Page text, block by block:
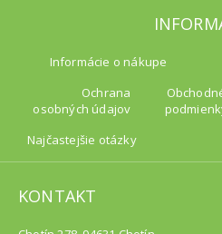
Informácie o nákupe
Ochrana
osobných údajov
Najčastejšie otázky
KONTAKT